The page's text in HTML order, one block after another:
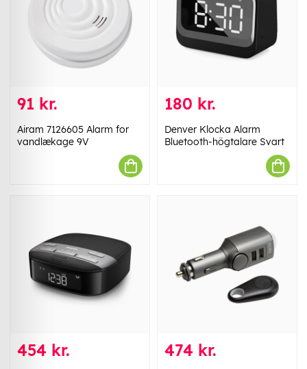
91 kr.
Airam 7126605 Alarm for
vandlækage 9V
180 kr.
Denver Klocka Alarm
Bluetooth-högtalare Svart
454 kr. 474 kr.